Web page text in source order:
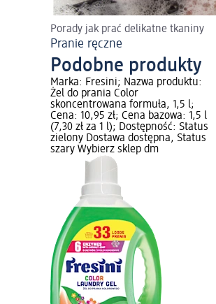
Porady jak prać delikatne tkaniny
Pranie ręczne
Podobne produkty
Marka: Fresini; Nazwa produktu:
Żel do prania Color
skoncentrowana formuła, 1,5 l;
Cena: 10,95 zł; Cena bazowa: 1,5 l
(7,30 zł za 1 l); Dostępność: Status
zielony Dostawa dostępna, Status
szary Wybierz sklep dm